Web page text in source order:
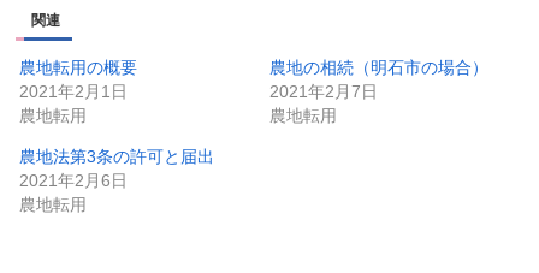
関連
農地転用の概要
2021年2月1日
農地転用
農地の相続（明石市の場合）
2021年2月7日
農地転用
農地法第3条の許可と届出
2021年2月6日
農地転用